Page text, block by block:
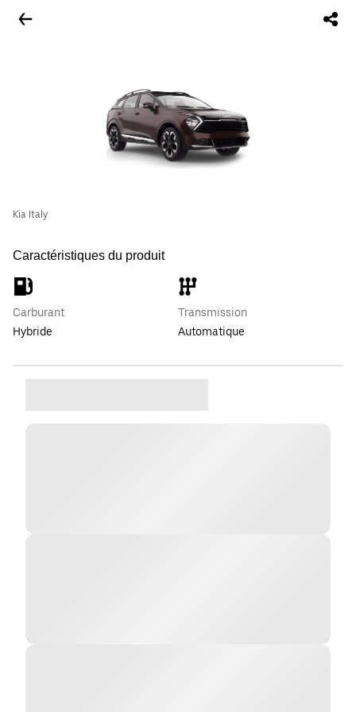
Kia Italy
Caractéristiques du produit
Carburant
Hybride
Transmission
Automatique